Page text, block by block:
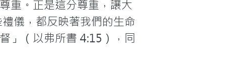
重。正是這分尊重，讓大
儀，都反映著我們的生命
」（以弗所書 4:15），同